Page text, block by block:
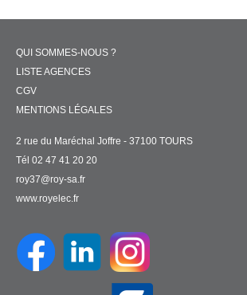
QUI SOMMES-NOUS ?
LISTE AGENCES
CGV
MENTIONS LÉGALES
2 rue du Maréchal Joffre - 37100 TOURS
Tél 02 47 41 20 20
roy37@roy-sa.fr
www.royelec.fr